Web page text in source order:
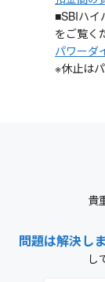
■SBIハイ
をご覧く
パワーダ
※休止は
貴
問題は解決し
し